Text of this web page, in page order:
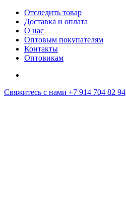
Отследить товар
Доставка и оплата
О нас
Оптовым покупателям
Контакты
Оптовикам
Свяжитесь с нами +7 914 704 82 94